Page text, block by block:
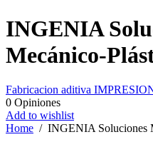
INGENIA
Mecánico-
Fabricacion aditiva
0 Opiniones
Add to wishlist
Home / INGENIA Soluciones